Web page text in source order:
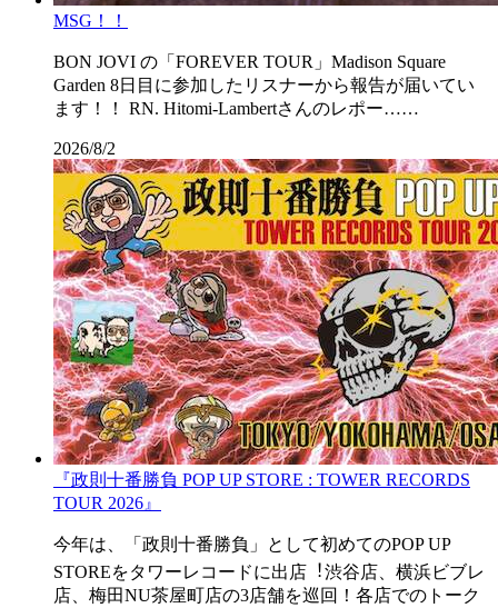
MSG！！
BON JOVI の「FOREVER TOUR」Madison Square
Garden 8日目に参加したリスナーから報告が届いてい
ます！！ RN. Hitomi-Lambertさんのレポー……
2026/8/2
『政則⼗番勝負 POP UP STORE : TOWER RECORDS
TOUR 2026』
今年は、「政則⼗番勝負」として初めてのPOP UP
STOREをタワーレコードに出店︕渋⾕店、横浜ビブレ
店、梅⽥NU茶屋町店の3店舗を巡回！各店でのトーク